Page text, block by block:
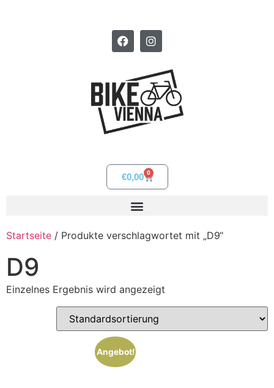
€0,00 0
Startseite / Produkte verschlagwortet mit „D9“
D9
Einzelnes Ergebnis wird angezeigt
Angebot!